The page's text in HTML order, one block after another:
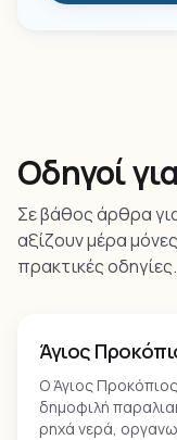
Οδηγοί
Σε βάθος άρθρα
αξίζουν μέρα
πρακτικές οδηγίες.
Άγιος
Ο Άγιος
δημοφιλή
ρηχά νερά,